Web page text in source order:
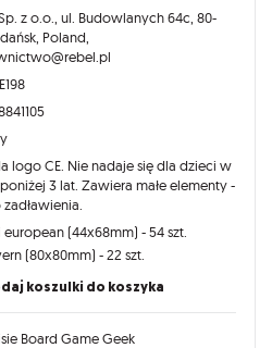
z o.o., ul. Budowlanych 64c, 80-
Poland,
logo CE. Nie nadaje się dla dzieci w
3 lat. Zawiera małe elementy -
european (44x68mm) - 54 szt.
(80x80mm) - 22 szt.
koszulki do koszyka
Board Game Geek